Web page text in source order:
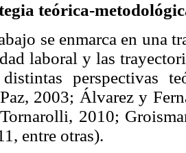
teórica-
se enmarca en una
laboral y las
distintas perspectivas
2003; Álvarez y
2010;
entre otras).